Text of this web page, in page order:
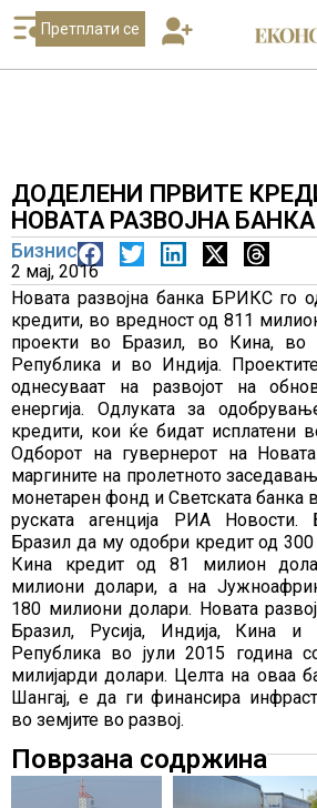
Претплати се
ДОДЕЛЕНИ ПРВИТЕ
НОВАТА РАЗВОЈНА
Бизнис
2 мај, 2016
Новата развојна банка БРИКС го
кредити, во вредност од 811
проекти во Бразил, во Кина, во
Република и во Индија.
однесуваат на развојот на
енергија. Одлуката за
кредити, кои ќе бидат исплатени
Одборот на гувернерот на
маргините на пролетното
монетарен фонд и Светската банка
руската агенција РИА Новости.
Бразил да му одобри кредит од
Кина кредит од 81 милион
милиони долари, а на
180 милиони долари. Новата
Бразил, Русија, Индија, Кина и
Република во јули 2015 година
милијарди долари. Целта на оваа
Шангај, е да ги финансира
во земјите во развој.
Поврзана содржина